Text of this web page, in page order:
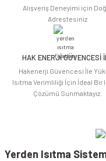
Alışveriş Deneyimi için
Adrestesiniz
HAK ENERJİ GÜVENCESİ
Hakenerji Güvencesi İle
Isıtma Verimliliği İçin İdeal Bir
Çözümü Sunmaktayız.
Yerden Isıtma